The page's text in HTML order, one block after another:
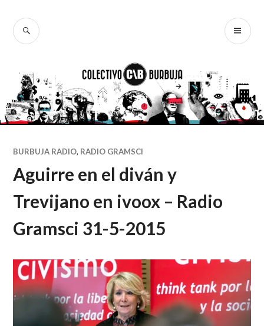
contenido
BUSCAR
BURBUJA RADIO, RADIO GRAMSCI
Aguirre en el diván y
Trevijano en ivoox – Radio
Gramsci 31-5-2015